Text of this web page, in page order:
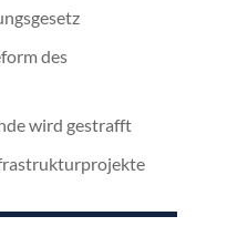
des
wird gestrafft